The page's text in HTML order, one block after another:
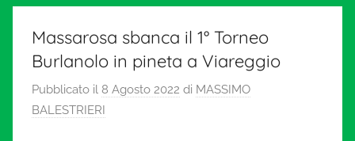
Massarosa sbanca il 1° Torneo
Burlanolo in pineta a Viareggio
Pubblicato il 8 Agosto 2022 di MASSIMO
BALESTRIERI